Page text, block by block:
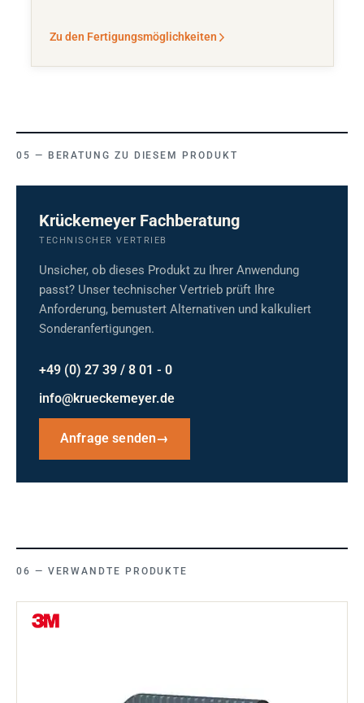
Zu den Fertigungsmöglichkeiten
BERATUNG ZU DIESEM PRODUKT
Krückemeyer Fachberatung
TECHNISCHER VERTRIEB
Unsicher, ob dieses Produkt zu Ihrer Anwendung
passt? Unser technischer Vertrieb prüft Ihre
Anforderung, bemustert Alternativen und kalkuliert
Sonderanfertigungen.
+49 (0) 27 39 / 8 01 - 0
info@krueckemeyer.de
Anfrage senden→
VERWANDTE PRODUKTE